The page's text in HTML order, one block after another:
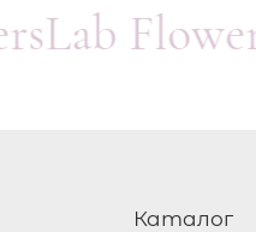
Каталог